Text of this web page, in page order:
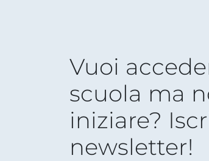
Vuoi
scuola ma
iniziare?
newsletter!